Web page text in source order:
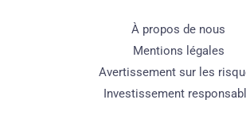
À propos de nous
Mentions légales
Avertissement sur les
Investissement